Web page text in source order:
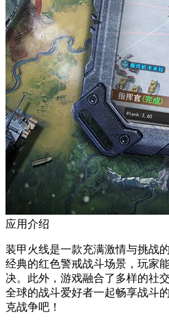
应用介绍
装甲火线是一款充满激情与挑战
经典的红色警戒战斗场景，玩家
决。此外，游戏融合了多样的社
全球的战斗爱好者一起畅享战斗
克战争吧！